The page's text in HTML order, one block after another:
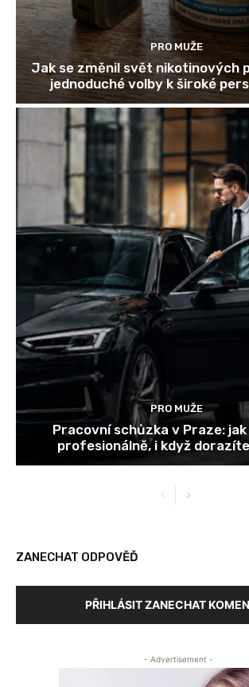
PRO MUŽE
Jak se změnil svět nikotinových
jednoduché volby k široké
PRO MUŽE
Pracovní schůzka v Praze:
profesionálně, i když
ZANECHAT ODPOVĚĎ
PŘIHLÁSIT ZANECHAT
- Advertisement -